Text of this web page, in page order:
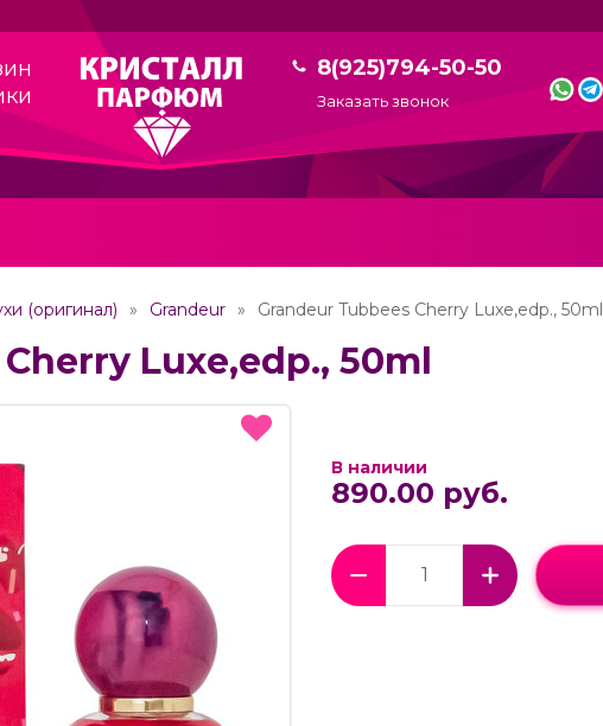
8(925)794-50-50
Заказать звонок
(оригинал) Grandeur Grandeur Tubbees Cherry Luxe,edp., 50ml
Luxe,edp., 50ml
В наличии
890.00 руб.